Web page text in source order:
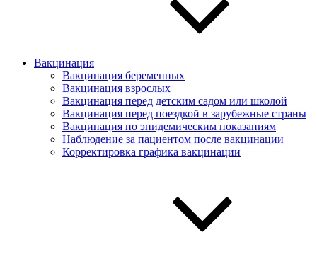
Вакцинация
Вакцинация беременных
Вакцинация взрослых
Вакцинация перед детским садом или школой
Вакцинация перед поездкой в зарубежные страны
Вакцинация по эпидемическим показаниям
Наблюдение за пациентом после вакцинации
Корректировка графика вакцинации